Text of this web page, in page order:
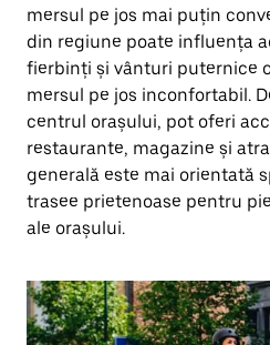
mersul pe jos mai puțin
din regiune poate influența
fierbinți și vânturi puternice
mersul pe jos inconfortabil.
centrul orașului, pot oferi
restaurante, magazine și
generală este mai orientată
trasee prietenoase pentru
ale orașului.